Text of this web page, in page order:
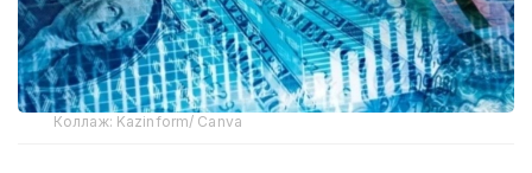
Коллаж: Kazinform/ Canva